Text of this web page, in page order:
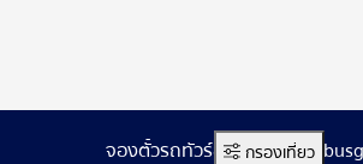
กรองเที่ยว
จองตั๋วรถทัวร์ออนไลน์